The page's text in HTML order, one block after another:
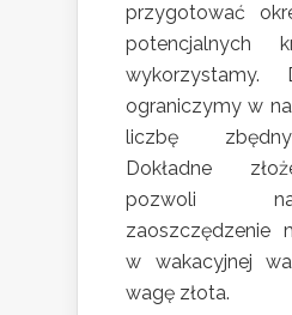
przygotować
potencjalnych
wykorzystamy.
ograniczymy w
liczbę
Dokładne
pozwoli
zaoszczędzenie
w wakacyjnej
wagę złota.